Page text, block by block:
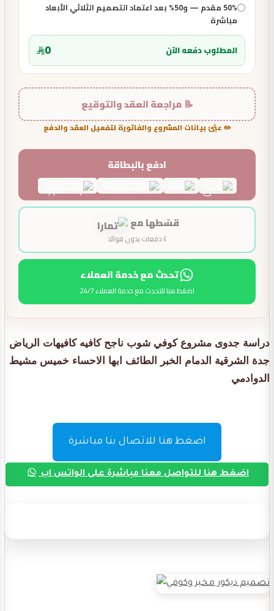
50% مقدم — و50% بعد اعتماد التصميم الثلاثي الأبعاد
مباشرة
المطلوب دفعه الآن 0
📝 مراجعة العقد والتوقيع
✏️ عبّئ بيانات المشروع والفاتورة لتفعيل العقد والدفع
ادفع بالبطاقة
قسّطها مع
٤ دفعات بدون فوائد
تحدث مع خدمة العملاء
اضغط هنا للتحدث مع خدمة العملاء 24/7
دراسة جدوى مشروع كوفي شوب ناجح كافيه كافيهات الرياض
جدة الشرقية الدمام الخبر الطائف ابها الاحساء خميس مشيط
الدوادمي
اضغط هنا للاتصال بنا مباشرة
اضغط هنا للتواصل معنا مباشرة على الواتس اب